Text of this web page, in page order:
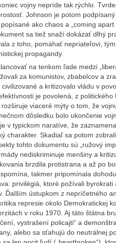
vojny nepríde tak rýchlo.
Johnson je potom podpísaný
ako chaos a „coming apart
sa tiež snaží dokázať dlhý
z toho, pomáhať nepriateľovi,
propagandy.
na tenkom ľade medzi
za komunistov, zbabelcov a
a kritizovalo vládu v
je povolená, z politického
viaceré mýty o tom, že
dôsledku bolo ukončenie
v typickom naratíve, že
charakter. Skadiaľ sa potom
tohto dokumentu sú „ružový
nediskriminuje menšiny a
brzdila protistrana a až po
takmer pripomínala
privilégiá, ktoré požívali byrokrati
Ďalším ústupkom z nepríčetného
represie okolo Demokratickej
v roku 1970. Aj táto štátna
vystrašení policajti“ a
alebo sa sťahujú do neutrálnej